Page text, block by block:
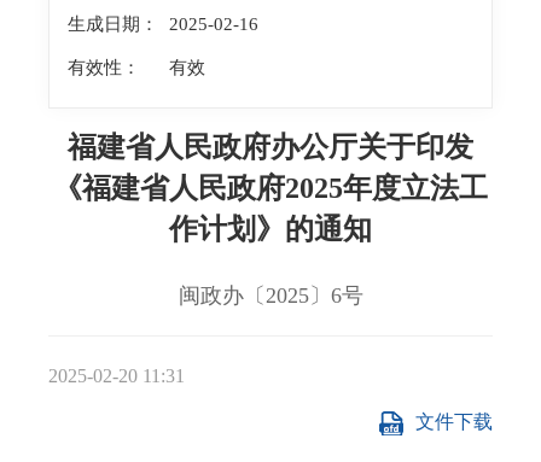
生成日期： 2025-02-16
有效性： 有效
福建省人民政府办公厅关于印发
《福建省人民政府2025年度立法工
作计划》的通知
闽政办〔2025〕6号
2025-02-20 11:31
文件下载